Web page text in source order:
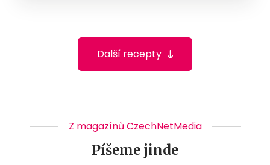
Další recepty
Z magazínů CzechNetMedia
Píšeme jinde